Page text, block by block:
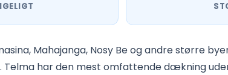
Mahajanga, Nosy Be og andre større
har den mest omfattende dækning